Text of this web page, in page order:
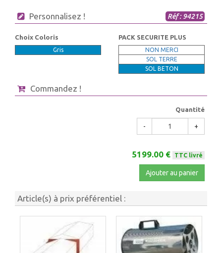
Personnalisez ! Réf : 94215
Choix Coloris
Gris
PACK SECURITE PLUS
NON MERCI
SOL TERRE
SOL BETON
Commandez !
Quantité
- +
5199.00 € TTC livré
Ajouter au panier
Article(s) à prix préférentiel :